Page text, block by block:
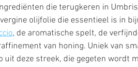
die terugkeren in
olijfolie die essentieel is in
, de aromatische spelt, de
van honing. Uniek van
uit deze streek, die gegeten wordt